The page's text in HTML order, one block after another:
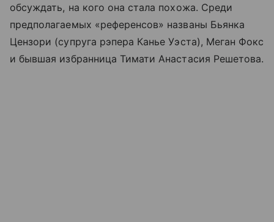
обсуждать, на кого она стала похожа. Среди
предполагаемых «референсов» названы Бьянка
Цензори (супруга рэпера Канье Уэста), Меган Фокс
и бывшая избранница Тимати Анастасия Решетова.